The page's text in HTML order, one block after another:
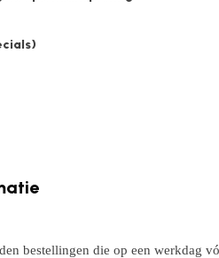
bestellingen die op een werkdag